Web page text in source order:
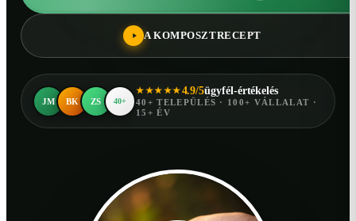
A KOMPOSZTRECEPT
JM BK ZS 40+
★★★★★4.9/5ügyfél-értékelés
40+ TELEPÜLÉS · 100+ VÁLLALAT ·
15+ ÉV